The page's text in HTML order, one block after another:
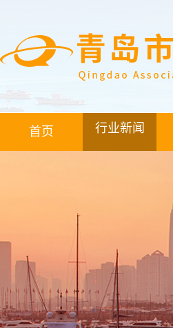
首页 行业新闻